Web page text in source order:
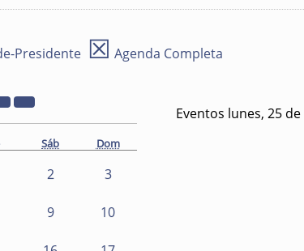
Presidente ☒ Agenda Completa
Sáb Dom
2 3
9 10
Eventos lunes, 25